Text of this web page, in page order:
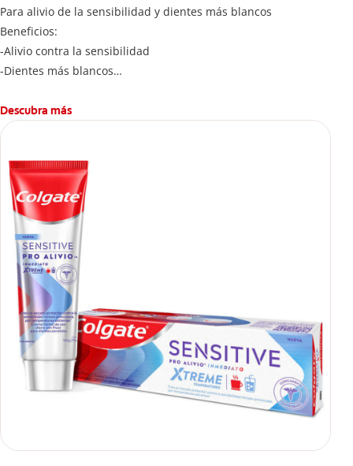
Para alivio de la sensibilidad y dientes más blancos
Beneficios:
-Alivio contra la sensibilidad
-Dientes más blancos
-Sabor refrescante
Descubra más